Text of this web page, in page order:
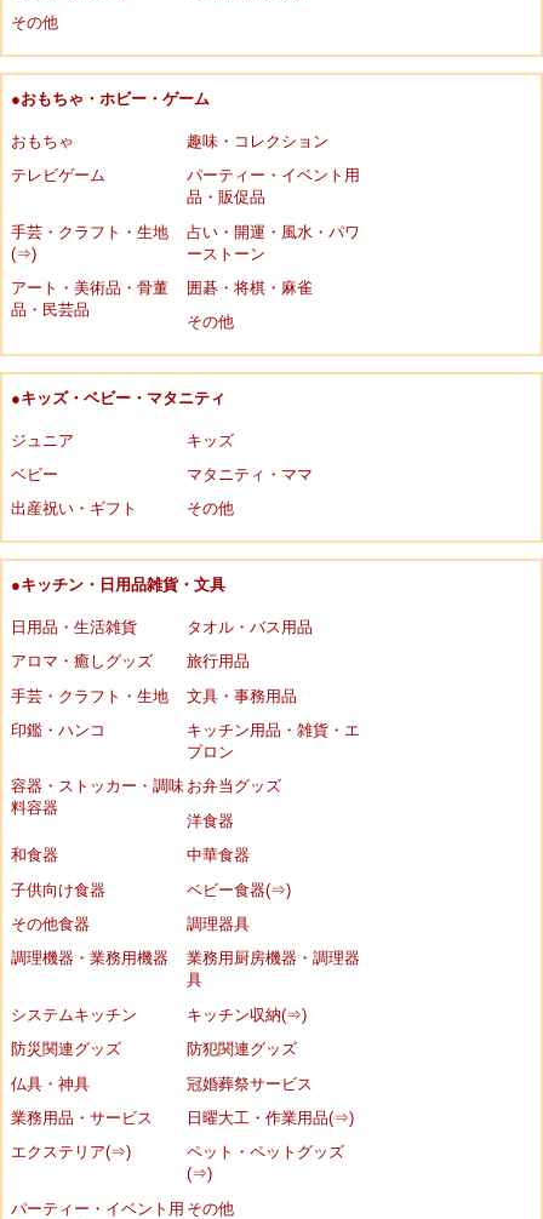
その他
●おもちゃ・ホビー・ゲーム
おもちゃ
趣味・コレクション
テレビゲーム
パーティー・イベント用
品・販促品
手芸・クラフト・生地
(⇒)
占い・開運・風水・パワ
ーストーン
アート・美術品・骨董
品・民芸品
囲碁・将棋・麻雀
その他
●キッズ・ベビー・マタニティ
ジュニア
キッズ
ベビー
マタニティ・ママ
出産祝い・ギフト
その他
●キッチン・日用品雑貨・文具
日用品・生活雑貨
タオル・バス用品
アロマ・癒しグッズ
旅行用品
手芸・クラフト・生地
文具・事務用品
印鑑・ハンコ
キッチン用品・雑貨・エ
プロン
容器・ストッカー・調味
料容器
お弁当グッズ
洋食器
和食器
中華食器
子供向け食器
ベビー食器(⇒)
その他食器
調理器具
調理機器・業務用機器
業務用厨房機器・調理器
具
システムキッチン
キッチン収納(⇒)
防災関連グッズ
防犯関連グッズ
仏具・神具
冠婚葬祭サービス
業務用品・サービス
日曜大工・作業用品(⇒)
エクステリア(⇒)
ペット・ペットグッズ
(⇒)
パーティー・イベント用 その他